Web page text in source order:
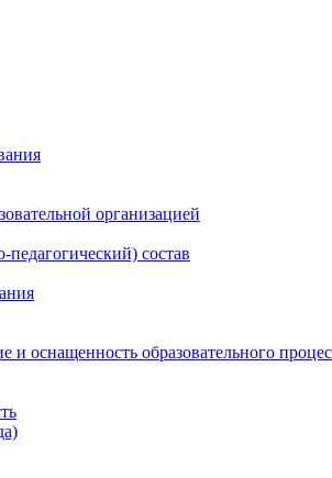
организацией
состав
и оснащенность образовательного